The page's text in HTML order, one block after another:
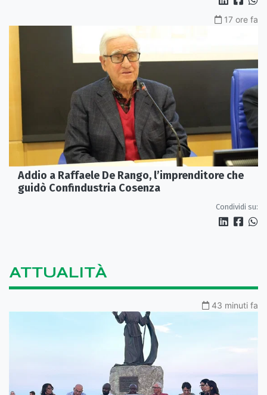
17 ore fa
Addio a Raffaele De Rango, l’imprenditore che
guidò Confindustria Cosenza
Condividi su:
ATTUALITÀ
43 minuti fa